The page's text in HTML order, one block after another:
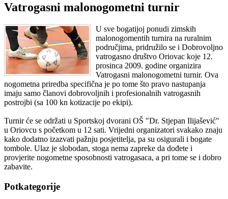
Vatrogasni malonogometni turnir
U sve bogatijoj ponudi zimskih
malonogomentih turnira na ruralnim
područjima, pridružilo se i Dobrovoljno
vatrogasno društvo Oriovac koje 12.
prosinca 2009. godine organizira
Vatrogasni malonogometni turnir. Ova
nogometna priredba specifična je po tome što pravo nastupanja
imaju samo članovi dobrovoljnih i profesionalnih vatrogasnih
postrojbi (sa 100 kn kotizacije po ekipi).
Turnir će se održati u Sportskoj dvorani OŠ "Dr. Stjepan Ilijašević"
u Oriovcu s početkom u 12 sati. Vrijedni organizatori svakako znaju
kako dodatno izazvati pažnju posjetitelja, pa su osigurali i bogate
tombole. Ulaz je slobodan, stoga nema zapreke da dođete i
provjerite nogometne sposobnosti vatrogasaca, a pri tome se i dobro
zabavite.
Potkategorije